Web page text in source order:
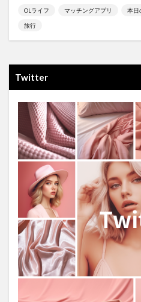
OLライフ マッチングアプリ 本日
旅行
Twitter